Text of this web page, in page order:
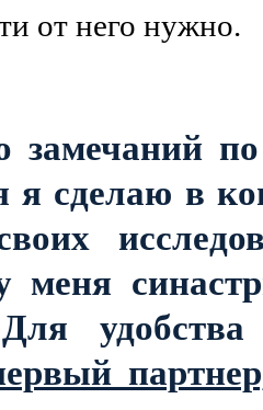
от него нужно.
замечаний
я сделаю в
Для